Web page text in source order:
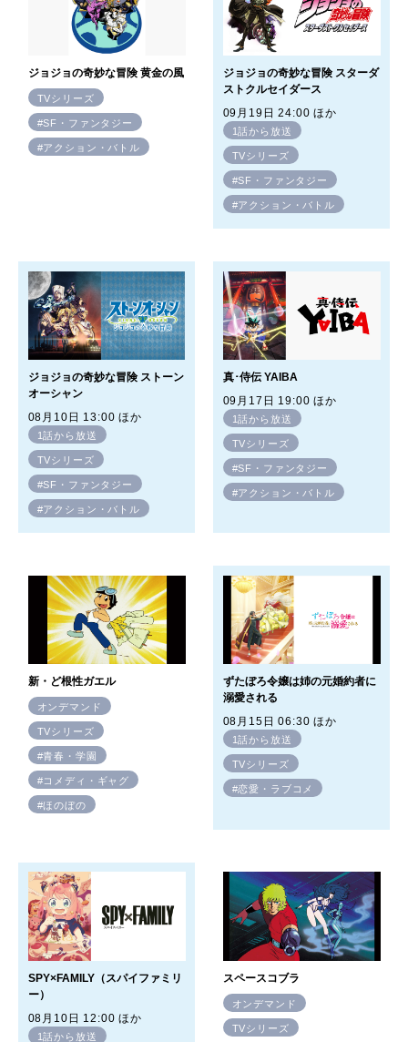
ジョジョの奇妙な冒険 黄金の風
TVシリーズ
#SF・ファンタジー
#アクション・バトル
ジョジョの奇妙な冒険 スターダ
ストクルセイダース
09月19日 24:00 ほか
1話から放送
TVシリーズ
#SF・ファンタジー
#アクション・バトル
ジョジョの奇妙な冒険 ストーン
オーシャン
08月10日 13:00 ほか
1話から放送
TVシリーズ
#SF・ファンタジー
#アクション・バトル
真･侍伝 YAIBA
09月17日 19:00 ほか
1話から放送
TVシリーズ
#SF・ファンタジー
#アクション・バトル
新・ど根性ガエル
オンデマンド
TVシリーズ
#青春・学園
#コメディ・ギャグ
#ほのぼの
ずたぼろ令嬢は姉の元婚約者に
溺愛される
08月15日 06:30 ほか
1話から放送
TVシリーズ
#恋愛・ラブコメ
SPY×FAMILY（スパイファミリ
ー）
08月10日 12:00 ほか
1話から放送
スペースコブラ
オンデマンド
TVシリーズ